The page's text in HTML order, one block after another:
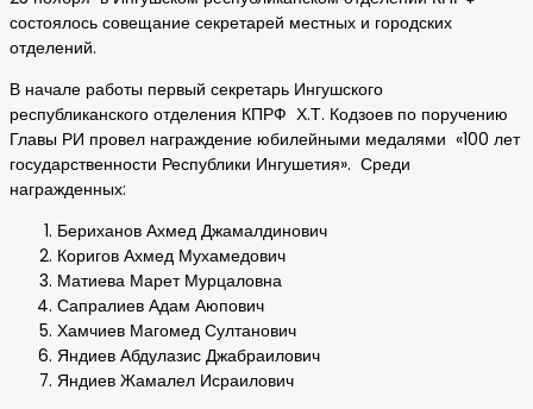
состоялось совещание секретарей местных и городских
отделений.
В начале работы первый секретарь Ингушского
республиканского отделения КПРФ Х.Т. Кодзоев по поручению
Главы РИ провел награждение юбилейными медалями «100 лет
государственности Республики Ингушетия». Среди
награжденных:
Бериханов Ахмед Джамалдинович
Коригов Ахмед Мухамедович
Матиева Марет Мурцаловна
Сапралиев Адам Аюпович
Хамчиев Магомед Султанович
Яндиев Абдулазис Джабраилович
Яндиев Жамалел Исраилович